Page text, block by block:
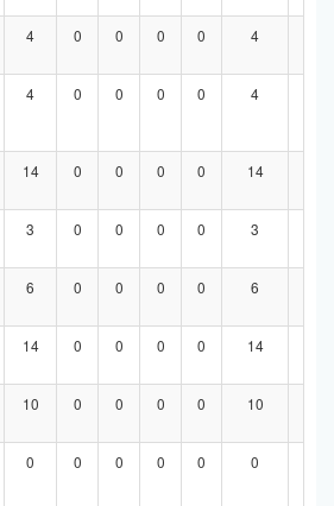
4 0 0 0 0 4
4 0 0 0 0 4
14 0 0 0 0 14
3 0 0 0 0 3
6 0 0 0 0 6
14 0 0 0 0 14
10 0 0 0 0 10
0 0 0 0 0 0